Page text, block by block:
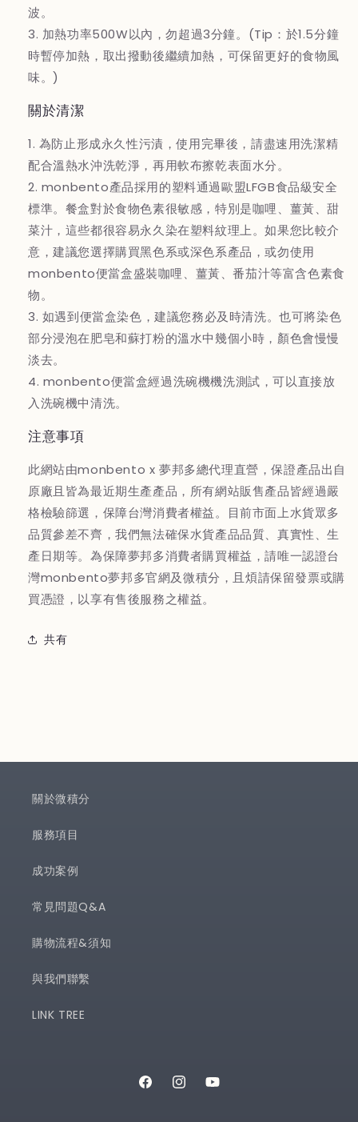
波。
3. 加熱功率500W以內，勿超過3分鐘。(Tip：於1.5分鐘
時暫停加熱，取出撥動後繼續加熱，可保留更好的食物風
味。)
關於清潔
1. 為防止形成永久性污漬，使用完畢後，請盡速用洗潔精
配合溫熱水沖洗乾淨，再用軟布擦乾表面水分。
2. monbento產品採用的塑料通過歐盟LFGB食品級安全
標準。餐盒對於食物色素很敏感，特別是咖哩、薑黃、甜
菜汁，這些都很容易永久染在塑料紋理上。如果您比較介
意，建議您選擇購買黑色系或深色系產品，或勿使用
monbento便當盒盛裝咖哩、薑黃、番茄汁等富含色素食
物。
3. 如遇到便當盒染色，建議您務必及時清洗。也可將染色
部分浸泡在肥皂和蘇打粉的溫水中幾個小時，顏色會慢慢
淡去。
4. monbento便當盒經過洗碗機機洗測試，可以直接放
入洗碗機中清洗。
注意事項
此網站由monbento x 夢邦多總代理直營，保證產品出自
原廠且皆為最近期生產產品，所有網站販售產品皆經過嚴
格檢驗篩選，保障台灣消費者權益。目前市面上水貨眾多
品質參差不齊，我們無法確保水貨產品品質、真實性、生
產日期等。為保障夢邦多消費者購買權益，請唯一認證台
灣monbento夢邦多官網及微積分，且煩請保留發票或購
買憑證，以享有售後服務之權益。
共有
關於微積分
服務項目
成功案例
常見問題Q&A
購物流程&須知
與我們聯繫
LINK TREE
FacebookInstagramYouTube